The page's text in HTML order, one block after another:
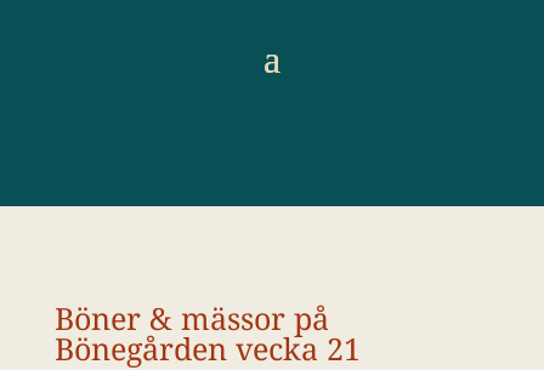
Böner & mässor på
Bönegården vecka 21